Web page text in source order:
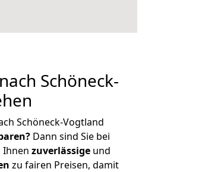
Schöneck-
Schöneck-Vogtland
Dann sind Sie bei
Ihnen zuverlässige und
zu fairen Preisen, damit